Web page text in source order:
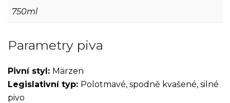
750ml
Parametry piva
Pivní styl: Märzen
Legislativní typ: Polotmavé, spodně kvašené, silné
pivo